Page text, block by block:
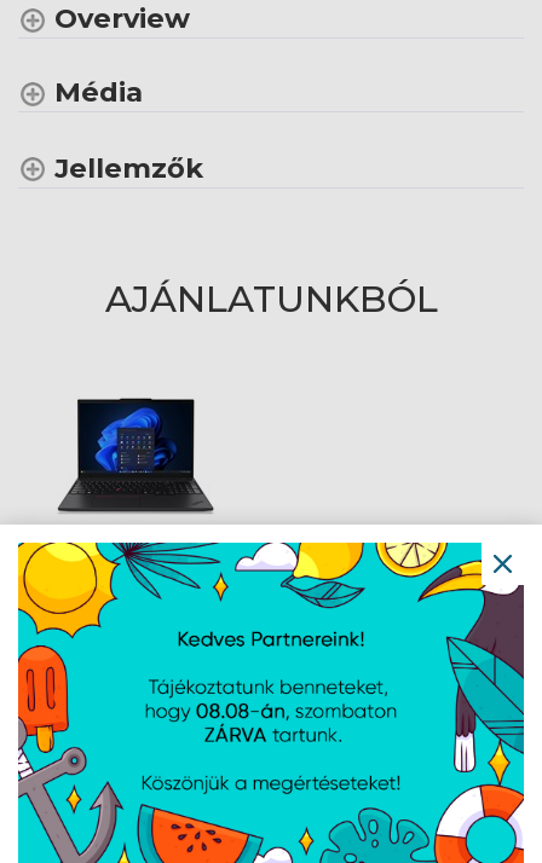
Overview
Média
Jellemzők
AJÁNLATUNKBÓL
REFURBISHED - Lenovo
ThinkPad T16 G4 -
Windows® 11
Professional - Black
Navigáció
Hírek